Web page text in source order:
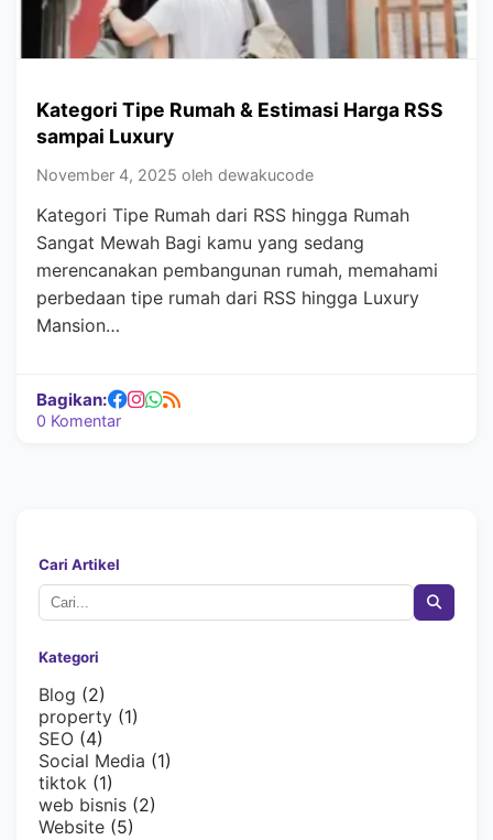
Kategori Tipe Rumah & Estimasi Harga RSS
sampai Luxury
November 4, 2025 oleh dewakucode
Kategori Tipe Rumah dari RSS hingga Rumah
Sangat Mewah Bagi kamu yang sedang
merencanakan pembangunan rumah, memahami
perbedaan tipe rumah dari RSS hingga Luxury
Mansion…
Bagikan:
0 Komentar
Cari Artikel
Kategori
Blog (2)
property (1)
SEO (4)
Social Media (1)
tiktok (1)
web bisnis (2)
Website (5)